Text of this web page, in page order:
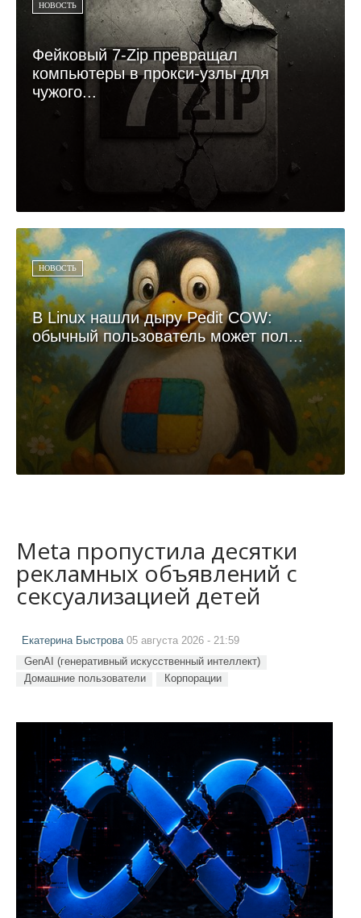
НОВОСТЬ
Фейковый 7-Zip превращал
компьютеры в прокси-узлы для
чужого...
НОВОСТЬ
В Linux нашли дыру Pedit COW:
обычный пользователь может пол...
Meta пропустила десятки
рекламных объявлений с
сексуализацией детей
Екатерина Быстрова05 августа 2026 - 21:59
GenAI (генеративный искусственный интеллект)
Домашние пользователи
Корпорации